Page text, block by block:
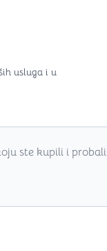
usluga i u
ste kupili i